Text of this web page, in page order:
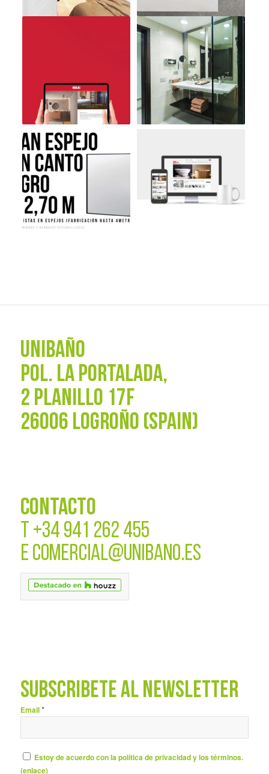
UNIBAÑO
POL. La Portalada,
2 PLANILLO 17F
26006 LOGROÑO (SPAIN)
CONTACTO
T +34 941 262 455
E COMERCIAL@UNIBANO.ES
SUBSCRÍBETE AL NEWSLETTER
Email*
Estoy de acuerdo con la política de privacidad y los términos.
(enlace)